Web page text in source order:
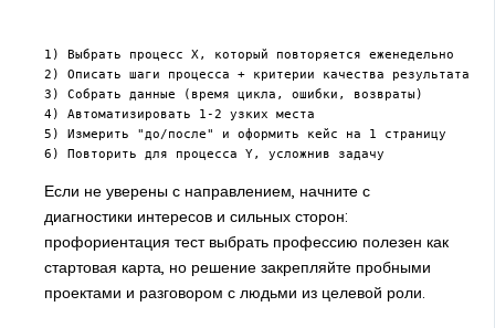
1) Выбрать процесс X, который повторяется еженедельно
2) Описать шаги процесса + критерии качества результата
3) Собрать данные (время цикла, ошибки, возвраты)
4) Автоматизировать 1-2 узких места
5) Измерить "до/после" и оформить кейс на 1 страницу
Если не уверены с направлением, начните с
диагностики интересов и сильных сторон:
профориентация тест выбрать профессию полезен как
стартовая карта, но решение закрепляйте пробными
проектами и разговором с людьми из целевой роли.